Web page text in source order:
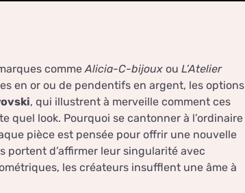
commeAlicia-C-bijoux ou L’Atelier
en or ou de pendentifs en argent, les options
, qui illustrent à merveille comment ces
quel look. Pourquoi se cantonner à l’ordinaire
pièce est pensée pour offrir une nouvelle
portent d’affirmer leur singularité avec
les créateurs insufflent une âme à